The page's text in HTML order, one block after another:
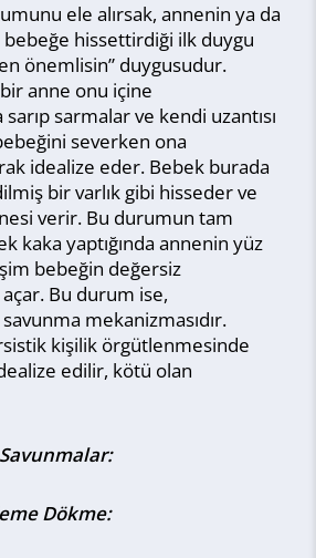
ele alırsak, annenin ya da
hissettirdiği ilk duygu
önemlisin” duygusudur.
anne onu içine
sarıp sarmalar ve kendi uzantısı
severken ona
idealize eder. Bebek burada
bir varlık gibi hisseder ve
verir. Bu durumun tam
kaka yaptığında annenin yüz
bebeğin değersiz
Bu durum ise,
mekanizmasıdır.
kişilik örgütlenmesinde
edilir, kötü olan
Dökme: